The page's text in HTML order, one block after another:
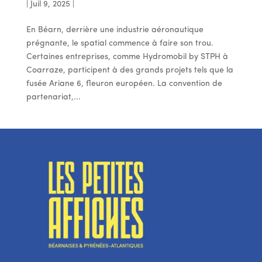
Juil 9, 2025
En Béarn, derrière une industrie aéronautique
prégnante, le spatial commence à faire son trou.
Certaines entreprises, comme Hydromobil by STPH à
Coarraze, participent à des grands projets tels que la
fusée Ariane 6, fleuron européen. La convention de
partenariat,...